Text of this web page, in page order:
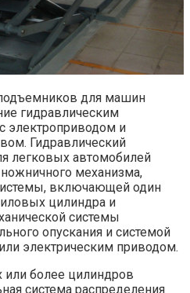
для машин
гидравлическим
и
Гидравлический
легковых автомобилей
ножничного механизма,
включающей один
цилиндра и
системы
опускания и системой
электрическим приводом.
или более цилиндров
система распределения